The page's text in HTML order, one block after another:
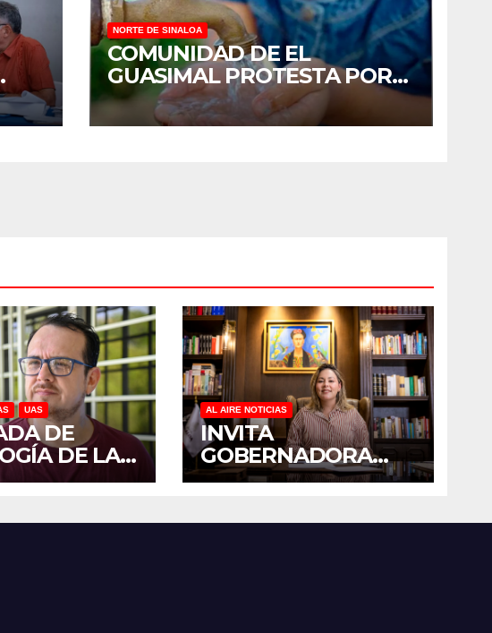
NORTE DE SINALOA
COMUNIDAD DE EL
GUASIMAL PROTESTA POR
FALTA DE AGUA POTABLE
EN MOCORITO
UAS
DE
DE LA
EN
AL AIRE NOTICIAS
INVITA
GOBERNADORA
YERALDINE A
JORNADA